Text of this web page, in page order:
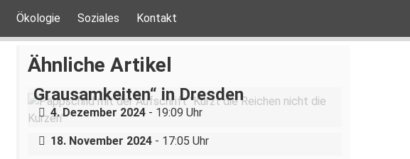
Ökologie Soziales Kontakt
Ähnliche Artikel
„Teilhabe ist nicht verhandelbar“–
Demonstration gegen „Liste der
Grausamkeiten“ in Dresden
4. Dezember 2024- 19:09 Uhr
Nazigruppe sucht (und bekommt)
Stress in der Dresdner Neustadt
18. November 2024- 17:05 Uhr